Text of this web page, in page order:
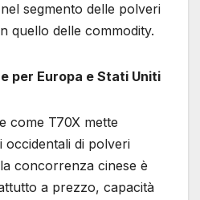
segmento delle polveri
quello delle commodity.
per Europa e Stati Uniti
come T70X mette
occidentali di polveri
concorrenza cinese è
a prezzo, capacità